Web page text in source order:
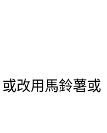
改用馬鈴薯或